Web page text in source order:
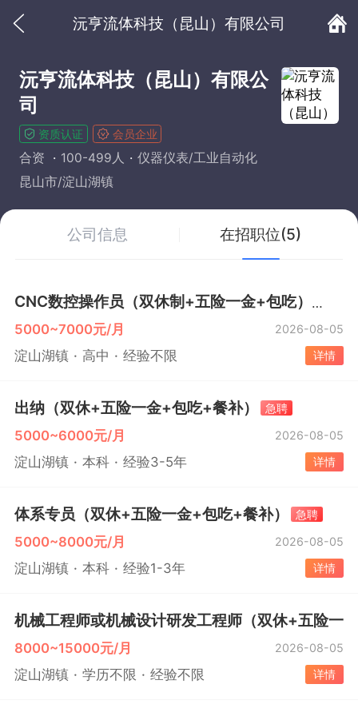
沅亨流体科技（昆山）有限公司
沅亨流体科技（昆山）有限公
司
资质认证 会员企业
合资 100-499人
仪器仪表/工业自动化
昆山市/淀山湖镇
公司信息 在招职位(5)
CNC数控操作员（双休制+五险一金+包吃）
5000~7000元/月 2026-08-05
淀山湖镇 高中 经验不限 详情
出纳（双休+五险一金+包吃+餐补） 急聘
5000~6000元/月 2026-08-05
淀山湖镇 本科 经验3-5年 详情
体系专员（双休+五险一金+包吃+餐补） 急聘
5000~8000元/月 2026-08-05
淀山湖镇 本科 经验1-3年 详情
机械工程师或机械设计研发工程师（双休+五险一
8000~15000元/月 2026-08-05
淀山湖镇 学历不限 经验不限 详情